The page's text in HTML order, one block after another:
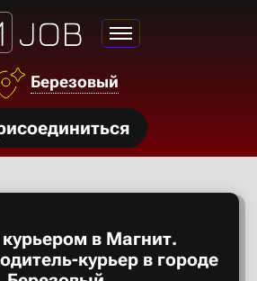
Березовый
в Магнит.
курьер в городе